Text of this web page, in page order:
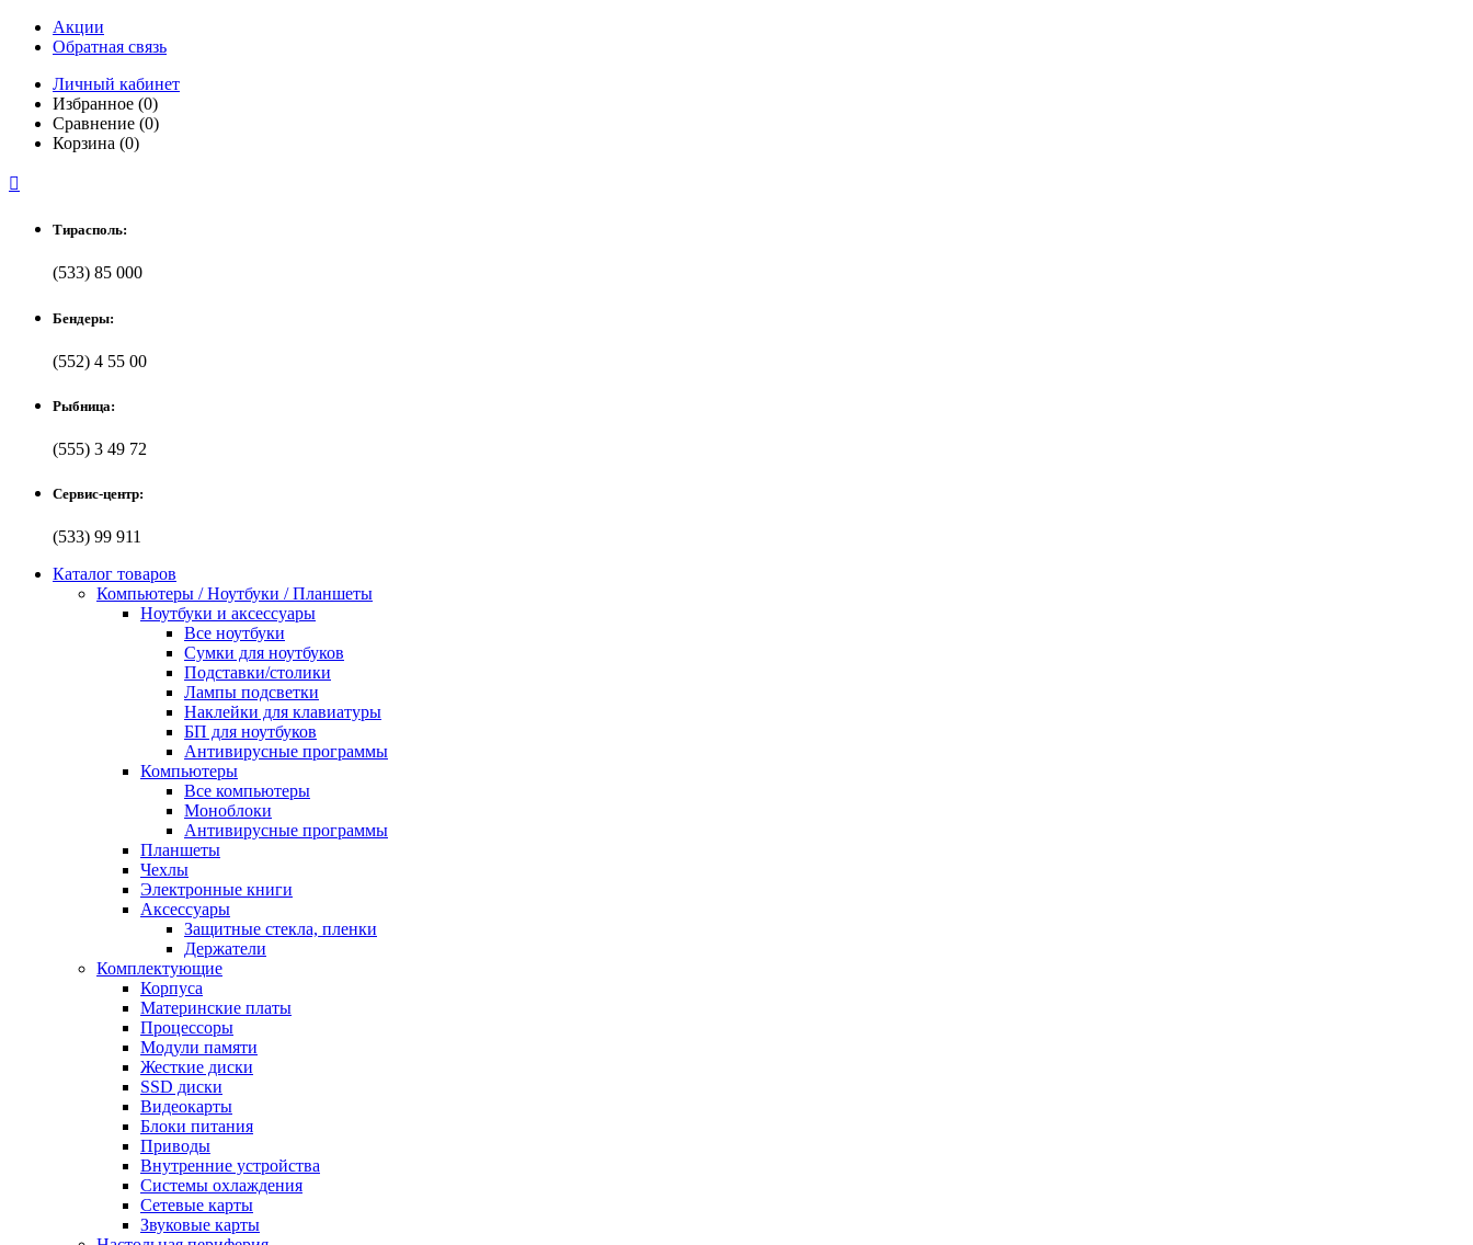
Акции
Обратная связь
Личный кабинет
Избранное (0)
Сравнение (0)
Корзина (0)

Тирасполь:
(533) 85 000
Бендеры:
(552) 4 55 00
Рыбница:
(555) 3 49 72
Сервис-центр:
(533) 99 911
Каталог товаров
Компьютеры / Ноутбуки / Планшеты
Ноутбуки и аксессуары
Все ноутбуки
Сумки для ноутбуков
Подставки/столики
Лампы подсветки
Наклейки для клавиатуры
БП для ноутбуков
Антивирусные программы
Компьютеры
Все компьютеры
Моноблоки
Антивирусные программы
Планшеты
Чехлы
Электронные книги
Аксессуары
Защитные стекла, пленки
Держатели
Комплектующие
Корпуса
Материнские платы
Процессоры
Модули памяти
Жесткие диски
SSD диски
Видеокарты
Блоки питания
Приводы
Внутренние устройства
Системы охлаждения
Сетевые карты
Звуковые карты